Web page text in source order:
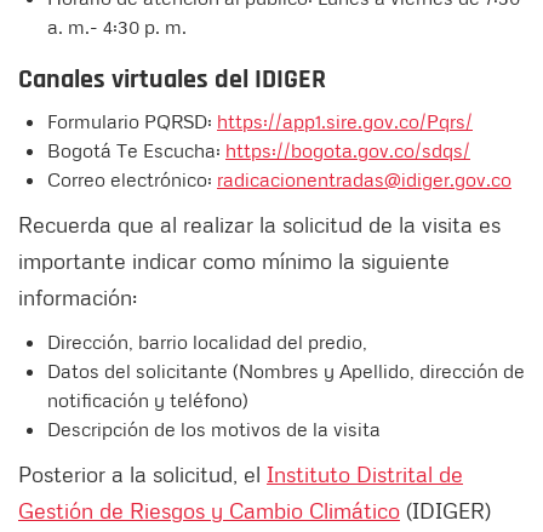
a. m.- 4:30 p. m.
Canales virtuales del IDIGER
Formulario PQRSD: https://app1.sire.gov.co/Pqrs/
Bogotá Te Escucha: https://bogota.gov.co/sdqs/
Correo electrónico: radicacionentradas@idiger.gov.co
Recuerda que al realizar la solicitud de la visita es
importante indicar como mínimo la siguiente
información:
Dirección, barrio localidad del predio,
Datos del solicitante (Nombres y Apellido, dirección de
notificación y teléfono)
Descripción de los motivos de la visita
Posterior a la solicitud, el Instituto Distrital de
Gestión de Riesgos y Cambio Climático (IDIGER)